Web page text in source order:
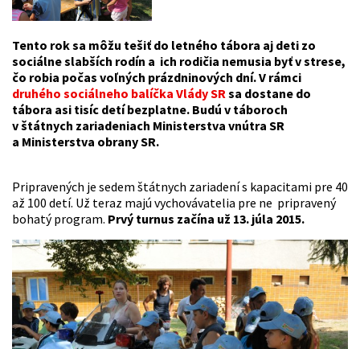
Tento rok sa môžu tešiť do letného tábora aj deti zo
sociálne slabších rodín a ich rodičia nemusia byť v strese,
čo robia počas voľných prázdninových dní. V rámci
druhého sociálneho balíčka Vlády SR sa dostane do
tábora asi tisíc detí bezplatne. Budú v táboroch
v štátnych zariadeniach Ministerstva vnútra SR
a Ministerstva obrany SR.
Pripravených je sedem štátnych zariadení s kapacitami pre 40
až 100 detí. Už teraz majú vychovávatelia pre ne pripravený
bohatý program. Prvý turnus začína už 13. júla 2015.